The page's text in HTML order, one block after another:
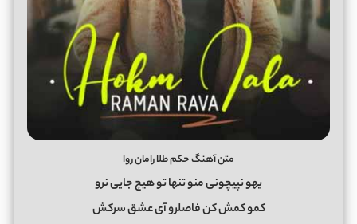
متن آهنگ حکم طلا رامان روا
یهو‌ نپیچونی منو تنها تو هیچ جایی نرو
کمو ‌کمش کن فاصلرو آی عشق سرکش